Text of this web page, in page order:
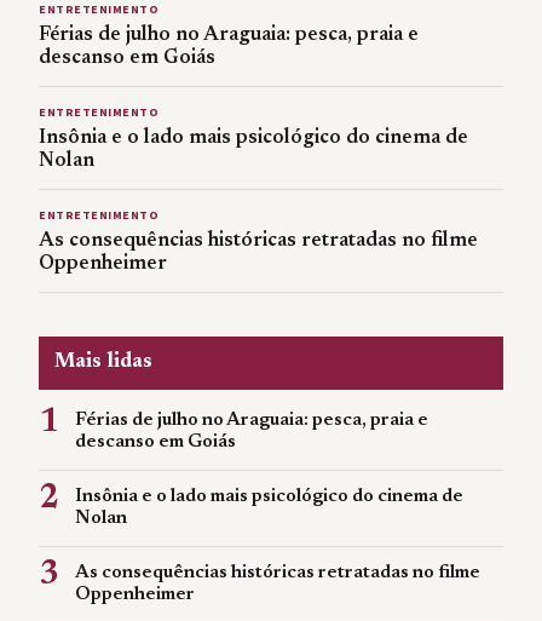
ENTRETENIMENTO
Férias de julho no Araguaia: pesca, praia e
descanso em Goiás
ENTRETENIMENTO
Insônia e o lado mais psicológico do cinema de
Nolan
ENTRETENIMENTO
As consequências históricas retratadas no filme
Oppenheimer
Mais lidas
1
Férias de julho no Araguaia: pesca, praia e
descanso em Goiás
2
Insônia e o lado mais psicológico do cinema de
Nolan
3
As consequências históricas retratadas no filme
Oppenheimer